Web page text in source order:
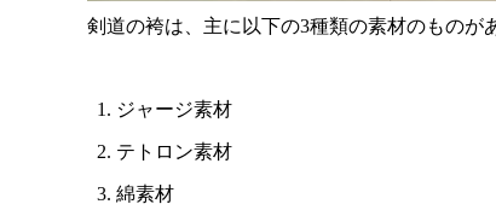
剣道の袴は、主に以下の3種類の素材のものが
ジャージ素材
テトロン素材
綿素材